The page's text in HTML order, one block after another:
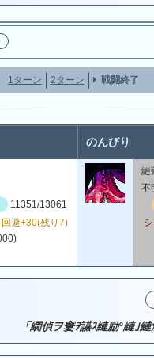
1ターン 2ターン 戦闘終了
のんびり
11351/13061
避+30(残り7)
縺
不
「繝偵ヲ窶ｦ讌ｽ縺励°縺｣